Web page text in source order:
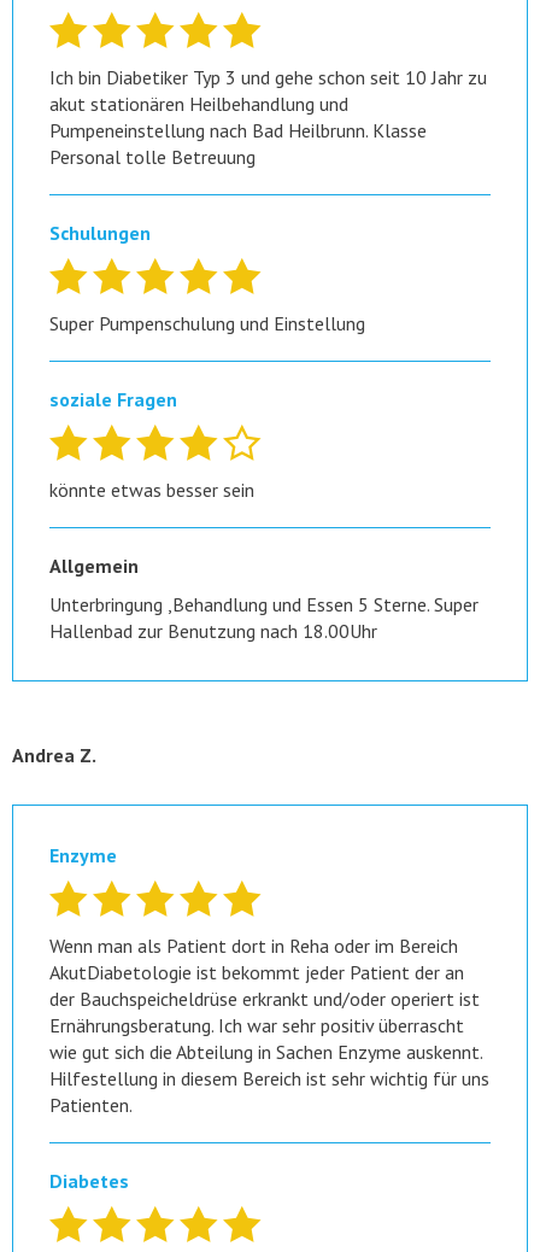
Ich bin Diabetiker Typ 3 und gehe schon seit 10 Jahr zu
akut stationären Heilbehandlung und
Pumpeneinstellung nach Bad Heilbrunn. Klasse
Personal tolle Betreuung
Schulungen
Super Pumpenschulung und Einstellung
soziale Fragen
könnte etwas besser sein
Allgemein
Unterbringung ,Behandlung und Essen 5 Sterne. Super
Hallenbad zur Benutzung nach 18.00Uhr
Andrea Z.
Enzyme
Wenn man als Patient dort in Reha oder im Bereich
AkutDiabetologie ist bekommt jeder Patient der an
der Bauchspeicheldrüse erkrankt und/oder operiert ist
Ernährungsberatung. Ich war sehr positiv überrascht
wie gut sich die Abteilung in Sachen Enzyme auskennt.
Hilfestellung in diesem Bereich ist sehr wichtig für uns
Patienten.
Diabetes